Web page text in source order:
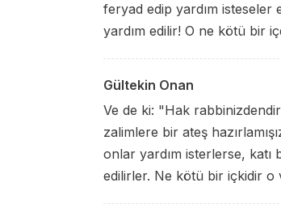
feryad edip yardım
yardım edilir! O ne kötü bir
Gültekin Onan
Ve de ki: "Hak
zalimlere bir ateş
onlar yardım isterlerse, katı
edilirler. Ne kötü bir içkidir o